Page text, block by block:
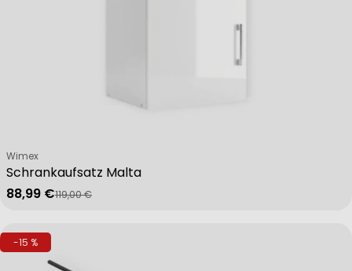
Schrankaufsatz Malta
Verkäufer:
Wimex
Verkaufspreis
88,99 €
Regulärer Preis
119,00 €
-15 %